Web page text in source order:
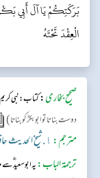
بَرَكَتِكُمْ يَا آلَ أَبِي
الْعِقْدَ تَحْتَهُ
صحیح بخاری:کتاب: نبی
دوست بناتا تو ابوبکرؓکو بناتا)
مترجم: ١. شیخ الحدیث حافظ عبد الستار حماد (دار السلام)
ترجمۃ الباب:یہ ابوسعید